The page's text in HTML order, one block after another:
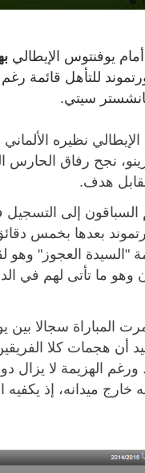
يوفنتوس الإيطالي
للتأهل قائمة
سيتي.
نظيره
نجح رفاق
هدف.
بعدها بخمس
"السيدة العجوز"
المباراة سجالا
هجمات كلا الفريقين
الهزيمة لا يزال
ميدانه، إذ يكفيه